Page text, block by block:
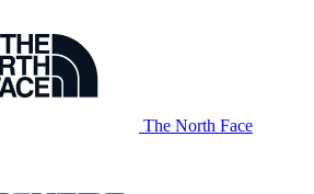
The North Face